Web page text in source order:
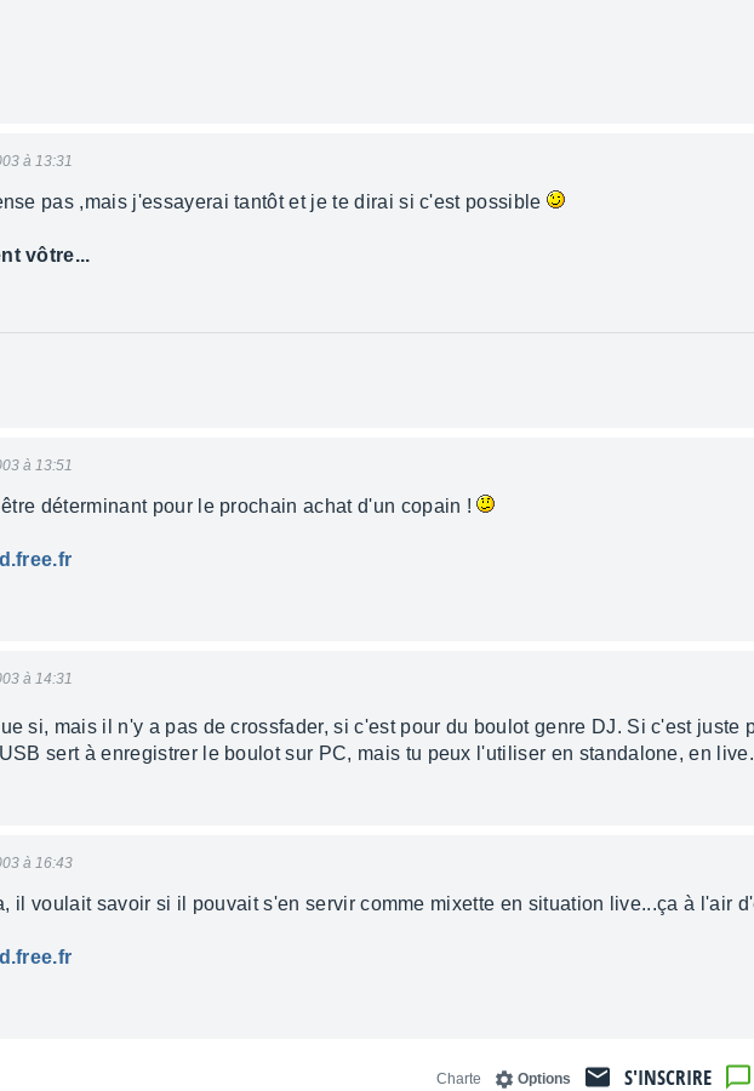
à 13:31
pas ,mais j'essayerai tantôt et je te dirai si c'est possible
vôtre...
à 13:51
déterminant pour le prochain achat d'un copain !
à 14:31
si, mais il n'y a pas de crossfader, si c'est pour du boulot genre DJ. Si c'est juste
sert à enregistrer le boulot sur PC, mais tu peux l'utiliser en standalone, en
à 16:43
il voulait savoir si il pouvait s'en servir comme mixette en situation live...ça à l'air
S'INSCRIRE
Options
Charte